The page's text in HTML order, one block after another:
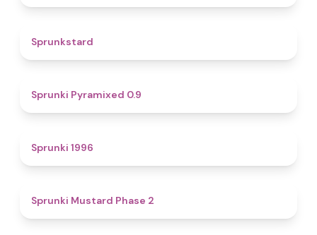
Sprunkstard
Sprunki Pyramixed 0.9
Sprunki 1996
Sprunki Mustard Phase 2